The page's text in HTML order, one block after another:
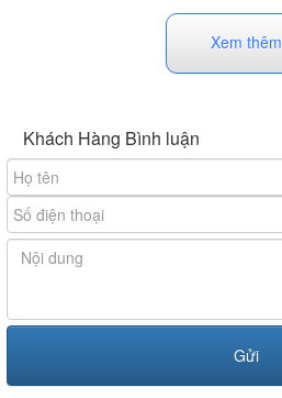
Xem thêm
Khách Hàng Bình luận